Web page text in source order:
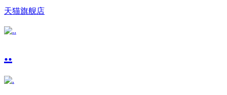
天猫旗舰店
..